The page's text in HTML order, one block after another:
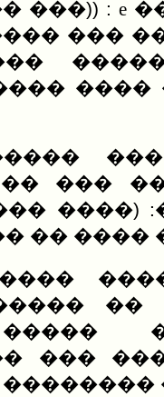
e
�����
���
����
�����
���
(����
����
��
���